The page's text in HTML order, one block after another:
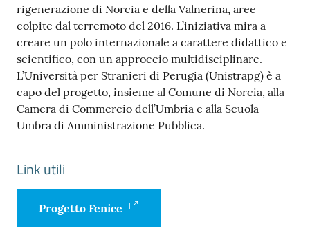
rigenerazione di Norcia e della Valnerina, aree
colpite dal terremoto del 2016. L’iniziativa mira a
creare un polo internazionale a carattere didattico e
scientifico, con un approccio multidisciplinare.
L’Università per Stranieri di Perugia (Unistrapg) è a
capo del progetto, insieme al Comune di Norcia, alla
Camera di Commercio dell’Umbria e alla Scuola
Umbra di Amministrazione Pubblica.
Link utili
Progetto Fenice